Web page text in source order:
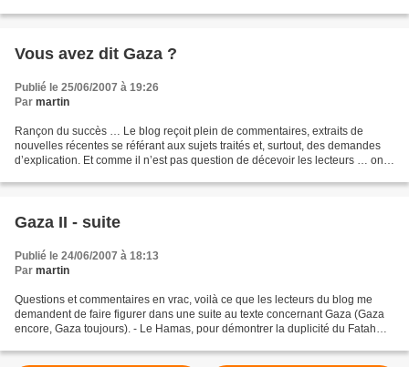
Vous avez dit Gaza ?
Publié le 25/06/2007 à 19:26
Par martin
Rançon du succès … Le blog reçoit plein de commentaires, extraits de
nouvelles récentes se référant aux sujets traités et, surtout, des demandes
d’explication. Et comme il n’est pas question de décevoir les lecteurs … on
Gaza II - suite
Publié le 24/06/2007 à 18:13
Par martin
Questions et commentaires en vrac, voilà ce que les lecteurs du blog me
demandent de faire figurer dans une suite au texte concernant Gaza (Gaza
encore, Gaza toujours). - Le Hamas, pour démontrer la duplicité du Fatah